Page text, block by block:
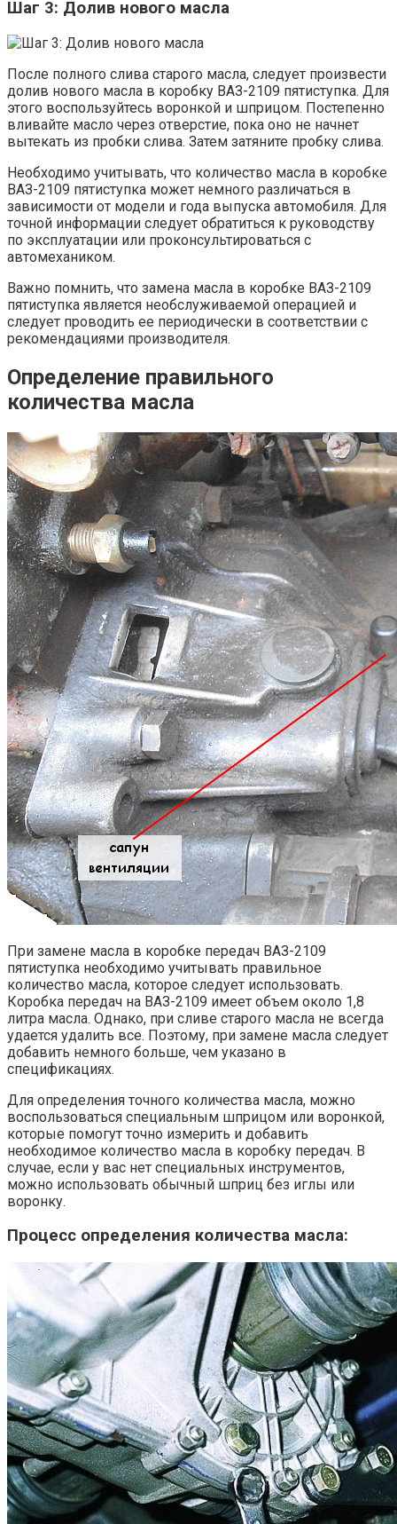
Шаг 3: Долив нового масла
После полного слива старого масла, следует произвести
долив нового масла в коробку ВАЗ-2109 пятиступка. Для
этого воспользуйтесь воронкой и шприцом. Постепенно
вливайте масло через отверстие, пока оно не начнет
вытекать из пробки слива. Затем затяните пробку слива.
Необходимо учитывать, что количество масла в коробке
ВАЗ-2109 пятиступка может немного различаться в
зависимости от модели и года выпуска автомобиля. Для
точной информации следует обратиться к руководству
по эксплуатации или проконсультироваться с
автомехаником.
Важно помнить, что замена масла в коробке ВАЗ-2109
пятиступка является необслуживаемой операцией и
следует проводить ее периодически в соответствии с
рекомендациями производителя.
Определение правильного
количества масла
При замене масла в коробке передач ВАЗ-2109
пятиступка необходимо учитывать правильное
количество масла, которое следует использовать.
Коробка передач на ВАЗ-2109 имеет объем около 1,8
литра масла. Однако, при сливе старого масла не всегда
удается удалить все. Поэтому, при замене масла следует
добавить немного больше, чем указано в
спецификациях.
Для определения точного количества масла, можно
воспользоваться специальным шприцом или воронкой,
которые помогут точно измерить и добавить
необходимое количество масла в коробку передач. В
случае, если у вас нет специальных инструментов,
можно использовать обычный шприц без иглы или
воронку.
Процесс определения количества масла: